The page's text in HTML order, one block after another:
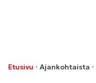
Etusivu Ajankohtaista